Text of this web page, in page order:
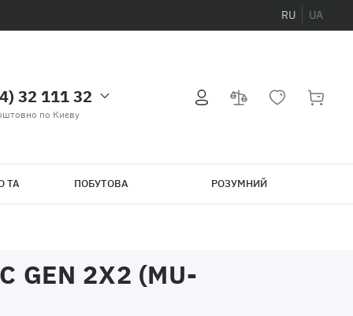
RU UA
32 111 32
по Києву
ТА ПОБУТОВА РОЗУМНИЙ
GEN 2X2 (MU-